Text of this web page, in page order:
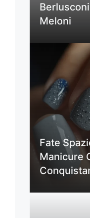
Meloni
Fate
Manicure